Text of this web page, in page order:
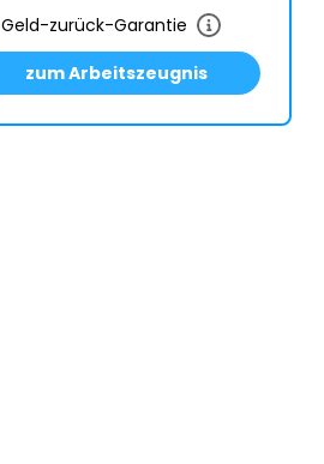
Geld-zurück-Garantie
zum Arbeitszeugnis